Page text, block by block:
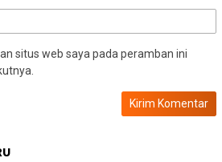
situs web saya pada peramban ini